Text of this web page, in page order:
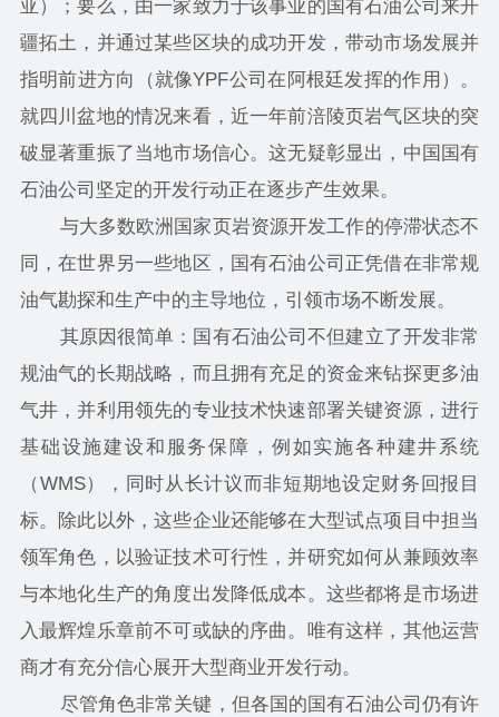
亚）；要么，由一家致力于该事业的国有石油公司来开
疆拓土，并通过某些区块的成功开发，带动市场发展并
指明前进方向（就像YPF公司在阿根廷发挥的作用）。
就四川盆地的情况来看，近一年前涪陵页岩气区块的突
破显著重振了当地市场信心。这无疑彰显出，中国国有
石油公司坚定的开发行动正在逐步产生效果。
与大多数欧洲国家页岩资源开发工作的停滞状态不
同，在世界另一些地区，国有石油公司正凭借在非常规
油气勘探和生产中的主导地位，引领市场不断发展。
其原因很简单：国有石油公司不但建立了开发非常
规油气的长期战略，而且拥有充足的资金来钻探更多油
气井，并利用领先的专业技术快速部署关键资源，进行
基础设施建设和服务保障，例如实施各种建井系统
（WMS），同时从长计议而非短期地设定财务回报目
标。除此以外，这些企业还能够在大型试点项目中担当
领军角色，以验证技术可行性，并研究如何从兼顾效率
与本地化生产的角度出发降低成本。这些都将是市场进
入最辉煌乐章前不可或缺的序曲。唯有这样，其他运营
商才有充分信心展开大型商业开发行动。
尽管角色非常关键，但各国的国有石油公司仍有许